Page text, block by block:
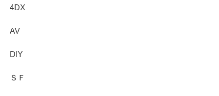
4DX
AV
DIY
ＳＦ